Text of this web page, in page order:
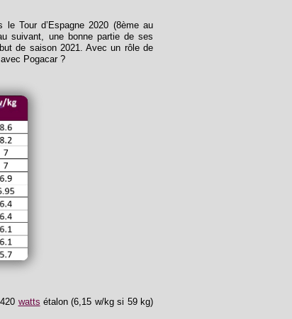
le Tour d’Espagne 2020 (8ème au
suivant, une bonne partie de ses
de saison 2021. Avec un rôle de
Pogacar ?
watts étalon (6,15 w/kg si 59 kg)